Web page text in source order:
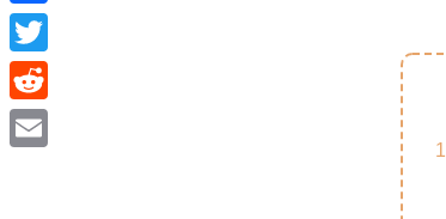
i
n
e
F
a
c
e
T
w
i
R